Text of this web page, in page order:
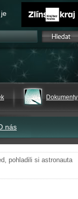
Dokumenty
nás
pohladili si astronauta